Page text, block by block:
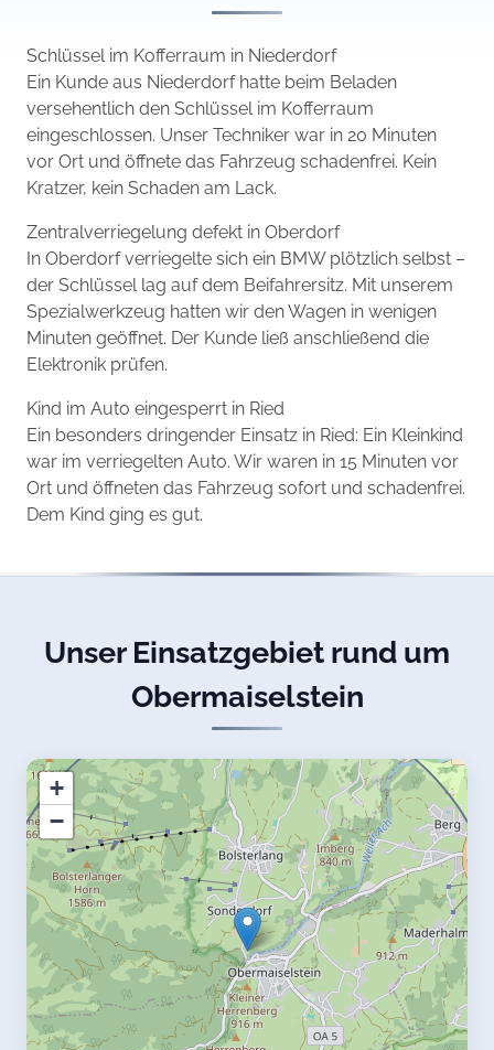
Schlüssel im Kofferraum in Niederdorf
Ein Kunde aus Niederdorf hatte beim Beladen
versehentlich den Schlüssel im Kofferraum
eingeschlossen. Unser Techniker war in 20 Minuten
vor Ort und öffnete das Fahrzeug schadenfrei. Kein
Kratzer, kein Schaden am Lack.
Zentralverriegelung defekt in Oberdorf
In Oberdorf verriegelte sich ein BMW plötzlich selbst –
der Schlüssel lag auf dem Beifahrersitz. Mit unserem
Spezialwerkzeug hatten wir den Wagen in wenigen
Minuten geöffnet. Der Kunde ließ anschließend die
Elektronik prüfen.
Kind im Auto eingesperrt in Ried
Ein besonders dringender Einsatz in Ried: Ein Kleinkind
war im verriegelten Auto. Wir waren in 15 Minuten vor
Ort und öffneten das Fahrzeug sofort und schadenfrei.
Dem Kind ging es gut.
Unser Einsatzgebiet rund um
Obermaiselstein
+
−